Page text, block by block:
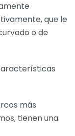
que le
o de
más
tienen una